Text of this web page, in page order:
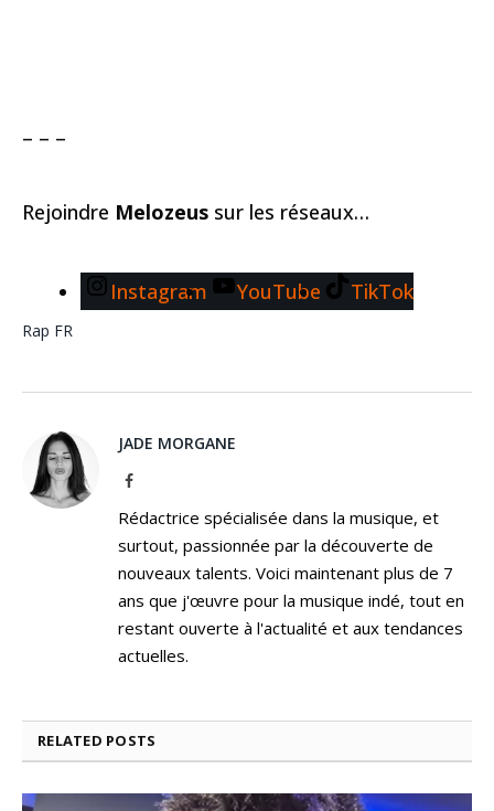
– – –
Rejoindre Melozeus sur les réseaux…
Instagram YouTube TikTok
Rap FR
JADE MORGANE
Facebook
Rédactrice spécialisée dans la musique, et
surtout, passionnée par la découverte de
nouveaux talents. Voici maintenant plus de 7
ans que j'œuvre pour la musique indé, tout en
restant ouverte à l'actualité et aux tendances
actuelles.
RELATED POSTS